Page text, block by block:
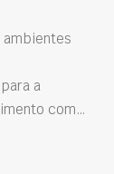
a
com…